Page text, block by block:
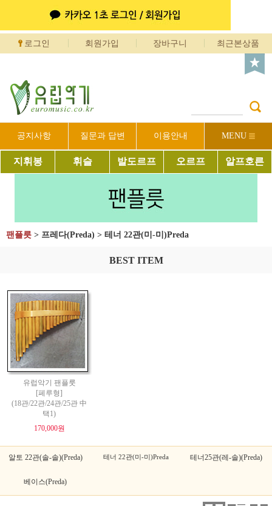
로그인 회원가입 장바구니 최근본상품
공지사항 질문과 답변 이용안내 MENU
지휘봉 휘슬 발도르프 오르프 알프호른
팬플릇 > 프레다(Preda) > 테너 22관(미-미)Preda
BEST ITEM
유럽악기 팬플룻
[페루형]
(18관/22관/24관/25관 中
택1)
170,000원
알토 22관(솔-솔)(Preda) 테너 22관(미-미)Preda 테너25관(레-솔)(Preda)
베이스(Preda)